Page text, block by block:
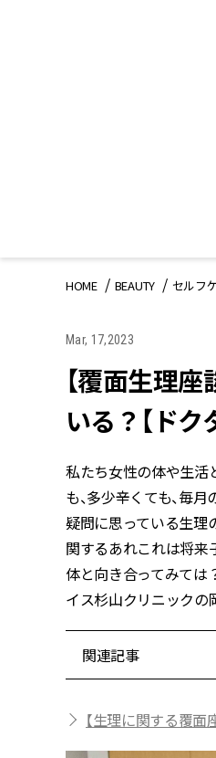
HOME BEAUTY セルフ
Mar, 17,2023
【覆面生理
いる？【ドク
私たち女性の体や生活
も、多少辛くても、毎
疑問に思っている生理
関するあれこれは将来
体と向き合ってみては
イス杉山クリニックの
関連記事
【生理に関する覆